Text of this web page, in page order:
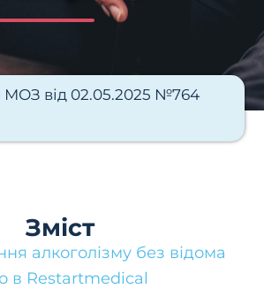
МОЗ від 02.05.2025 №764
Зміст
алкоголізму без відома
в Restartmedical